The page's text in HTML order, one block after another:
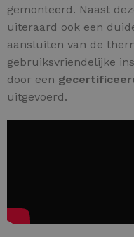
gemonteerd. Naast
uiteraard ook een
aansluiten van de
gebruiksvriendelijke
door een
uitgevoerd.